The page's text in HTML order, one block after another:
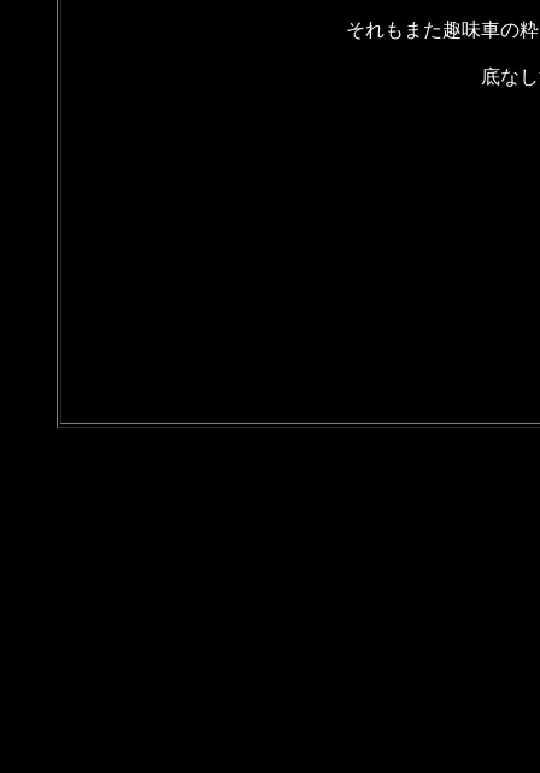
それもまた趣味車の
底な